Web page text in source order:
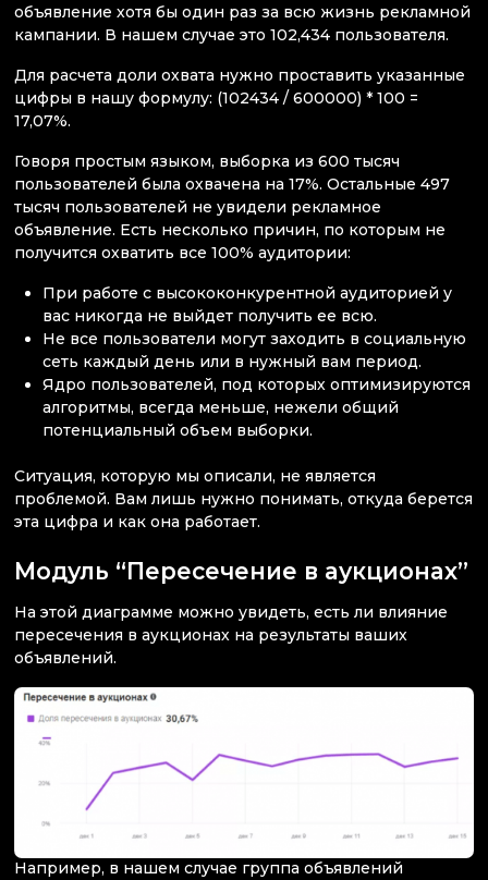
объявление хотя бы один раз за всю жизнь рекламной
кампании. В нашем случае это 102,434 пользователя.
Для расчета доли охвата нужно проставить указанные
цифры в нашу формулу: (102434 / 600000) * 100 =
17,07%.
Говоря простым языком, выборка из 600 тысяч
пользователей была охвачена на 17%. Остальные 497
тысяч пользователей не увидели рекламное
объявление. Есть несколько причин, по которым не
получится охватить все 100% аудитории:
При работе с высококонкурентной аудиторией у
вас никогда не выйдет получить ее всю.
Не все пользователи могут заходить в социальную
сеть каждый день или в нужный вам период.
Ядро пользователей, под которых оптимизируются
алгоритмы, всегда меньше, нежели общий
потенциальный объем выборки.
Ситуация, которую мы описали, не является
проблемой. Вам лишь нужно понимать, откуда берется
эта цифра и как она работает.
Модуль “Пересечение в аукционах”
На этой диаграмме можно увидеть, есть ли влияние
пересечения в аукционах на результаты ваших
объявлений.
Например, в нашем случае группа объявлений